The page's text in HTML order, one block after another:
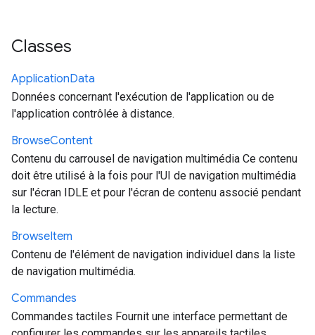
Classes
ApplicationData
Données concernant l'exécution de l'application ou de
l'application contrôlée à distance.
BrowseContent
Contenu du carrousel de navigation multimédia Ce contenu
doit être utilisé à la fois pour l'UI de navigation multimédia
sur l'écran IDLE et pour l'écran de contenu associé pendant
la lecture.
BrowseItem
Contenu de l'élément de navigation individuel dans la liste
de navigation multimédia.
Commandes
Commandes tactiles Fournit une interface permettant de